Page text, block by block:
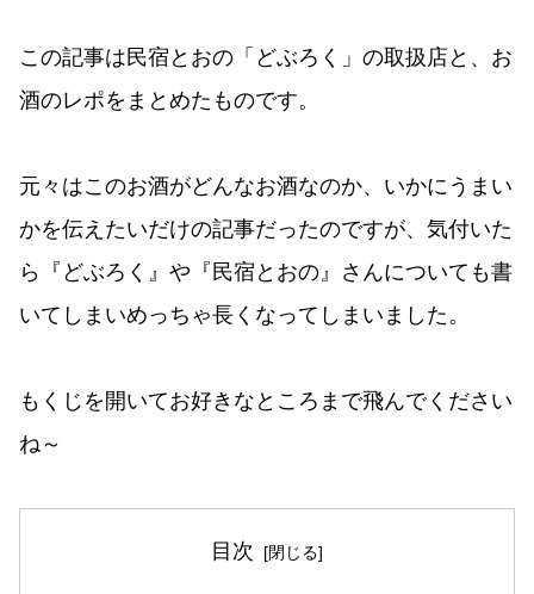
この記事は民宿とおの「どぶろく」の取扱店と、お
酒のレポをまとめたものです。
元々はこのお酒がどんなお酒なのか、いかにうまい
かを伝えたいだけの記事だったのですが、気付いた
ら『どぶろく』や『民宿とおの』さんについても書
いてしまいめっちゃ長くなってしまいました。
もくじを開いてお好きなところまで飛んでください
ね～
目次